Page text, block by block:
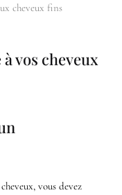
cheveux fins
vos cheveux
vous devez